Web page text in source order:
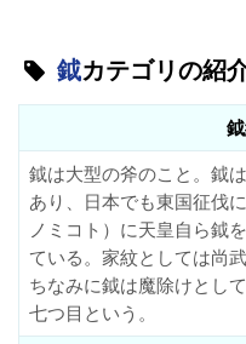
鉞カテゴリの紹
鉞は大型の斧のこと。鉞
あり、日本でも東国征伐
ノミコト）に天皇自ら鉞
ている。家紋としては尚
ちなみに鉞は魔除けとし
七つ目という。